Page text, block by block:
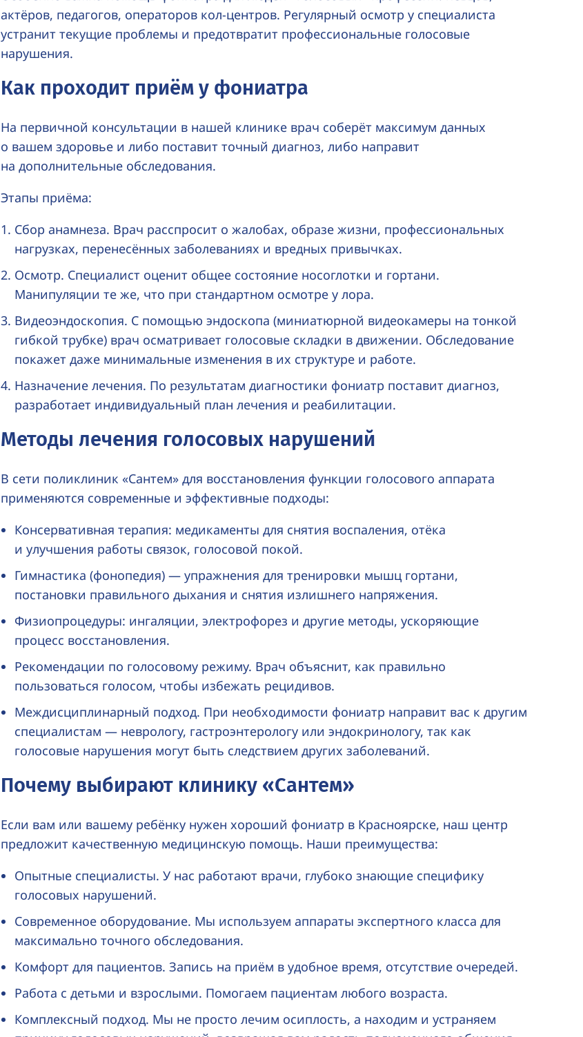
актёров, педагогов, операторов кол-центров. Регулярный осмотр у специалиста
устранит текущие проблемы и предотвратит профессиональные голосовые
нарушения.
Как проходит приём у фониатра
На первичной консультации в нашей клинике врач соберёт максимум данных
о вашем здоровье и либо поставит точный диагноз, либо направит
на дополнительные обследования.
Этапы приёма:
Сбор анамнеза. Врач расспросит о жалобах, образе жизни, профессиональных
нагрузках, перенесённых заболеваниях и вредных привычках.
Осмотр. Специалист оценит общее состояние носоглотки и гортани.
Манипуляции те же, что при стандартном осмотре у лора.
Видеоэндоскопия. С помощью эндоскопа (миниатюрной видеокамеры на тонкой
гибкой трубке) врач осматривает голосовые складки в движении. Обследование
покажет даже минимальные изменения в их структуре и работе.
Назначение лечения. По результатам диагностики фониатр поставит диагноз,
разработает индивидуальный план лечения и реабилитации.
Методы лечения голосовых нарушений
В сети поликлиник «Сантем» для восстановления функции голосового аппарата
применяются современные и эффективные подходы:
Консервативная терапия: медикаменты для снятия воспаления, отёка
и улучшения работы связок, голосовой покой.
Гимнастика (фонопедия) — упражнения для тренировки мышц гортани,
постановки правильного дыхания и снятия излишнего напряжения.
Физиопроцедуры: ингаляции, электрофорез и другие методы, ускоряющие
процесс восстановления.
Рекомендации по голосовому режиму. Врач объяснит, как правильно
пользоваться голосом, чтобы избежать рецидивов.
Междисциплинарный подход. При необходимости фониатр направит вас к другим
специалистам — неврологу, гастроэнтерологу или эндокринологу, так как
голосовые нарушения могут быть следствием других заболеваний.
Почему выбирают клинику «Сантем»
Если вам или вашему ребёнку нужен хороший фониатр в Красноярске, наш центр
предложит качественную медицинскую помощь. Наши преимущества:
Опытные специалисты. У нас работают врачи, глубоко знающие специфику
голосовых нарушений.
Современное оборудование. Мы используем аппараты экспертного класса для
максимально точного обследования.
Комфорт для пациентов. Запись на приём в удобное время, отсутствие очередей.
Работа с детьми и взрослыми. Помогаем пациентам любого возраста.
Комплексный подход. Мы не просто лечим осиплость, а находим и устраняем